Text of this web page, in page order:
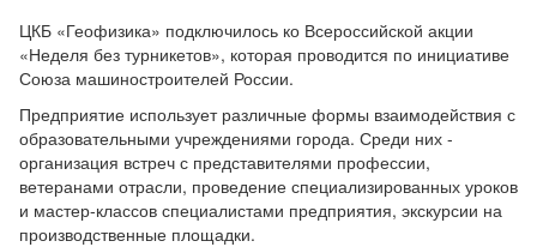
ЦКБ «Геофизика» подключилось ко Всероссийской акции
«Неделя без турникетов», которая проводится по инициативе
Союза машиностроителей России.
Предприятие использует различные формы взаимодействия с
образовательными учреждениями города. Среди них -
организация встреч с представителями профессии,
ветеранами отрасли, проведение специализированных уроков
и мастер-классов специалистами предприятия, экскурсии на
производственные площадки.